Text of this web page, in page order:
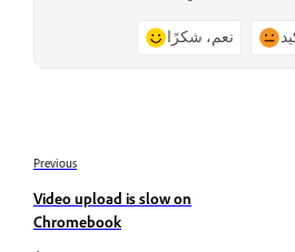
نعم، شكرًا
Previous
Video upload is slow on
Chromebook